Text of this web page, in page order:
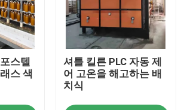
스텔
스 색
셔틀 킬른 PLC 자동 제
어 고온을 해고하는 배
치식